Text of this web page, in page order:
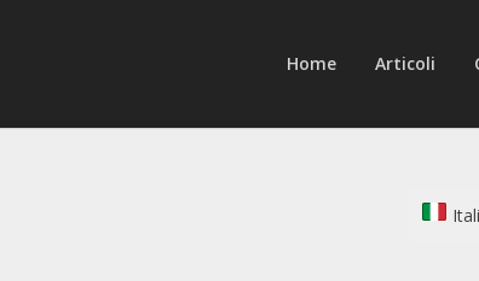
Home Articoli